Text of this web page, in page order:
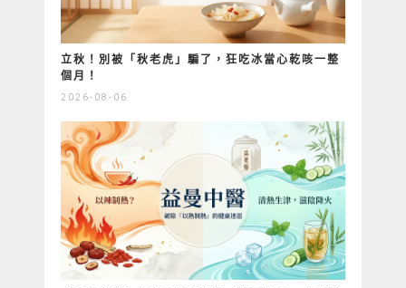
立秋！別被「秋老虎」騙了，狂吃冰當心乾咳一整
個月！
2026-08-06